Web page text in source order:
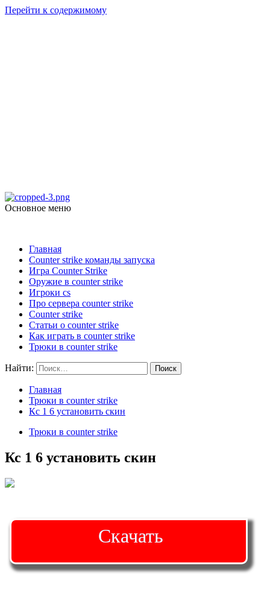
Перейти к содержимому
Основное меню
Главная
Counter strike команды запуска
Игра Counter Strike
Оружие в counter strike
Игроки cs
Про сервера counter strike
Counter strike
Статьи о counter strike
Как играть в counter strike
Трюки в counter strike
Найти:
Главная
Трюки в counter strike
Кс 1 6 установить скин
Трюки в counter strike
Кс 1 6 установить скин
Скачать